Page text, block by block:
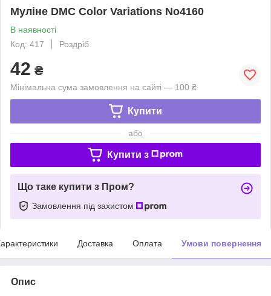
Муліне DMC Color Variations No4160
В наявності
Код: 417
Роздріб
42 ₴
Мінімальна сума замовлення на сайті — 100 ₴
Купити
або
Купити з
Що таке купити з Пром?
Замовлення під захистом
Доставка Оплата Умови повернення
Опис